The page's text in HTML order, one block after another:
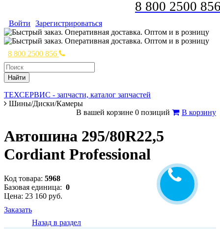
8 800 2500
Войти Зарегистрироваться
8 800 2500 856
Найти
ТЕХСЕРВИС - запчасти, каталог запчастей
Шины/Диски/Камеры
В вашей корзине 0 позиций
В корзину
Автошина 295/80R22,5
Cordiant Professional
Код товара: 5968
Базовая единица: 0
Цена: 23 160 руб.
Заказать
Назад в раздел